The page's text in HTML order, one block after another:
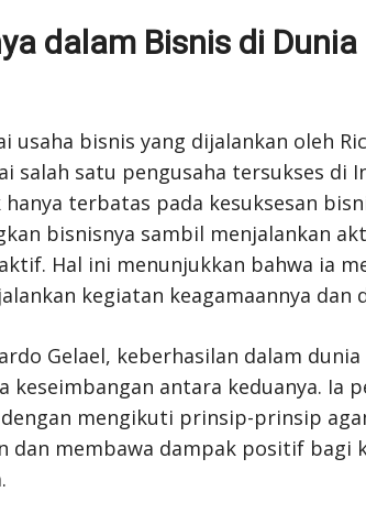
dalam Bisnis di
usaha bisnis yang dijalankan oleh
salah satu pengusaha tersukses di
terbatas pada kesuksesan
bisnisnya sambil menjalankan
Hal ini menunjukkan bahwa ia
kegiatan keagamaannya dan
Gelael, keberhasilan dalam
keseimbangan antara keduanya. Ia
mengikuti prinsip-prinsip
dan membawa dampak positif bagi